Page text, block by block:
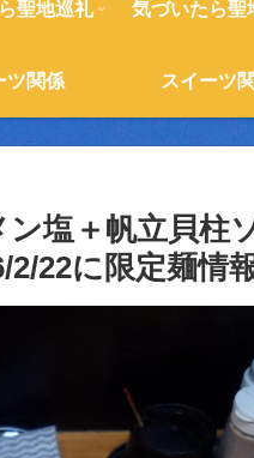
聖地巡礼 気づいたら聖
ツ関係 スイーツ
塩＋帆立貝柱
22に限定麺情